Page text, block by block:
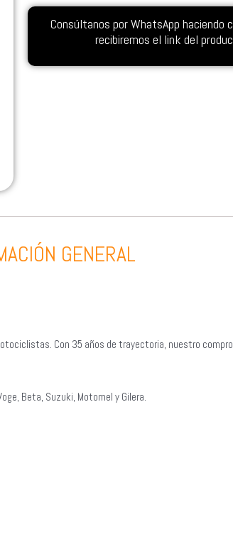
Consúltanos por WhatsApp haciendo
recibiremos el link del
GENERAL
Con 35 años de trayectoria, nuestro
Beta, Suzuki, Motomel y Gilera.